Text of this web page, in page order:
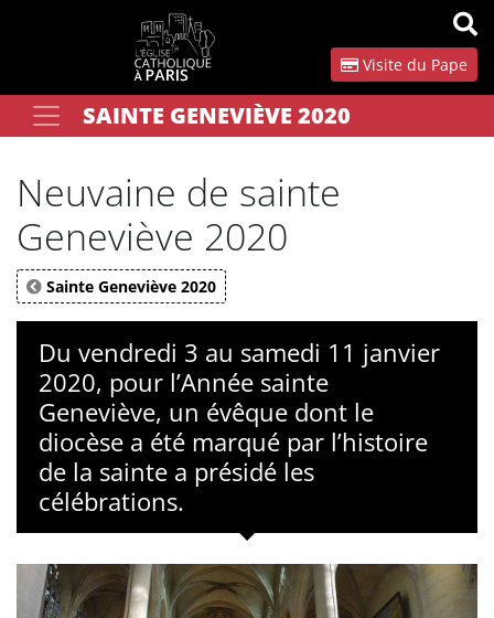
Visite du Pape
Votre rechercheSAINTE GENEVIÈVE 2020
Neuvaine de sainte
Geneviève 2020
Sainte Geneviève 2020
Du vendredi 3 au samedi 11 janvier
2020, pour l’Année sainte
Geneviève, un évêque dont le
diocèse a été marqué par l’histoire
de la sainte a présidé les
célébrations.
Panneau de gestion des cookies